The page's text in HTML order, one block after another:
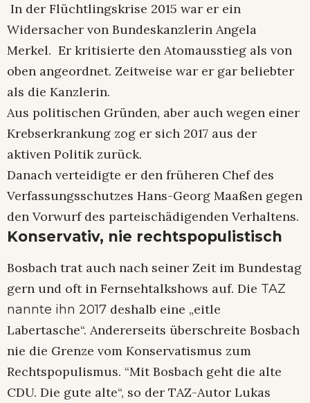
In der Flüchtlingskrise 2015 war er ein
Widersacher von Bundeskanzlerin Angela
Merkel. Er kritisierte den Atomausstieg als von
oben angeordnet. Zeitweise war er gar beliebter
als die Kanzlerin.
Aus politischen Gründen, aber auch wegen einer
Krebserkrankung zog er sich 2017 aus der
aktiven Politik zurück.
Danach verteidigte er den früheren Chef des
Verfassungsschutzes Hans-Georg Maaßen gegen
den Vorwurf des parteischädigenden Verhaltens.
Konservativ, nie rechtspopulistisch
Bosbach trat auch nach seiner Zeit im Bundestag
gern und oft in Fernsehtalkshows auf. Die TAZ
nannte ihn 2017 deshalb eine „eitle
Labertasche“. Andererseits überschreite Bosbach
nie die Grenze vom Konservatismus zum
Rechtspopulismus. “Mit Bosbach geht die alte
CDU. Die gute alte“, so der TAZ-Autor Lukas